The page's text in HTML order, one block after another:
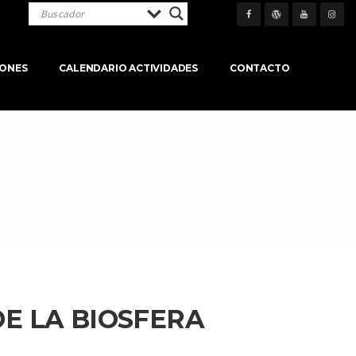
CALENDARIO ACTIVIDADES CONTACTO
LA BIOSFERA